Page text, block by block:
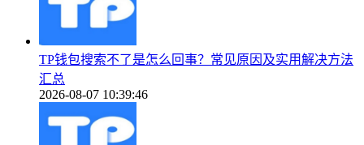
TP钱包搜索不了是怎么回事？常见原因及实用解决方法
汇总
2026-08-07 10:39:46